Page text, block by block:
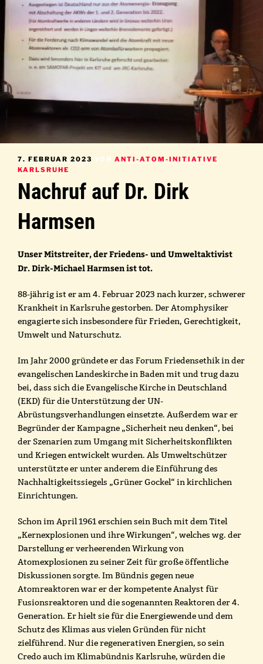
VERÖFFENTLICHT
AM
7. FEBRUAR 2023 VON ANTI-ATOM-INITIATIVE
KARLSRUHE
Nachruf auf Dr. Dirk
Harmsen
Unser Mitstreiter, der Friedens- und Umweltaktivist
Dr. Dirk-Michael Harmsen ist tot.
88-jährig ist er am 4. Februar 2023 nach kurzer, schwerer
Krankheit in Karlsruhe gestorben. Der Atomphysiker
engagierte sich insbesondere für Frieden, Gerechtigkeit,
Umwelt und Naturschutz.
Im Jahr 2000 gründete er das Forum Friedensethik in der
evangelischen Landeskirche in Baden mit und trug dazu
bei, dass sich die Evangelische Kirche in Deutschland
(EKD) für die Unterstützung der UN-
Abrüstungsverhandlungen einsetzte. Außerdem war er
Begründer der Kampagne „Sicherheit neu denken“, bei
der Szenarien zum Umgang mit Sicherheitskonflikten
und Kriegen entwickelt wurden. Als Umweltschützer
unterstützte er unter anderem die Einführung des
Nachhaltigkeitssiegels „Grüner Gockel“ in kirchlichen
Einrichtungen.
Schon im April 1961 erschien sein Buch mit dem Titel
„Kernexplosionen und ihre Wirkungen“, welches wg. der
Darstellung er verheerenden Wirkung von
Atomexplosionen zu seiner Zeit für große öffentliche
Diskussionen sorgte. Im Bündnis gegen neue
Atomreaktoren war er der kompetente Analyst für
Fusionsreaktoren und die sogenannten Reaktoren der 4.
Generation. Er hielt sie für die Energiewende und dem
Schutz des Klimas aus vielen Gründen für nicht
zielführend. Nur die regenerativen Energien, so sein
Credo auch im Klimabündnis Karlsruhe, würden die